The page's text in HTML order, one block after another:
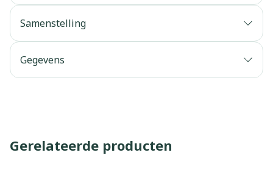
Samenstelling
Gegevens
Gerelateerde producten